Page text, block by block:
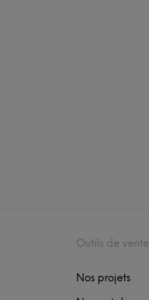
Outils de vente
Nos projets